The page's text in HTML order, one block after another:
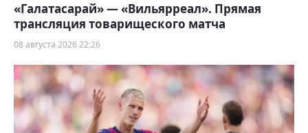
«Галатасарай» — «Вильярреал». Прямая
трансляция товарищеского матча
08 августа 2026 22:26